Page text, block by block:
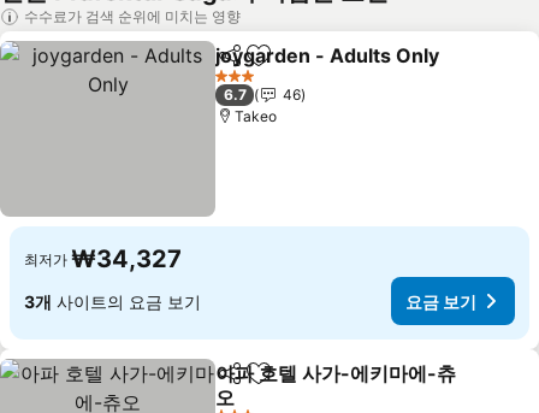
수수료가 검색 순위에 미치는 영향
공유 즐겨찾기에 추가
joygarden - Adults Only
3 성급
6.7
46
Takeo
최저가 ₩34,327
3개 사이트의 요금 보기 요금 보기
공유 즐겨찾기에 추가
아파 호텔 사가-에키마에-츄
오